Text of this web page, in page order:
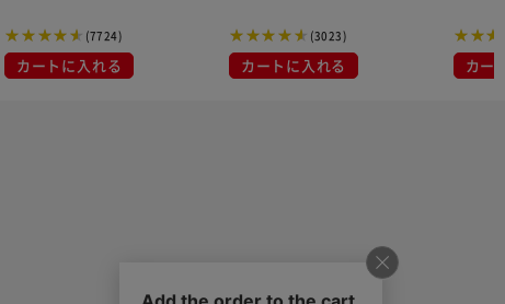
布
(7724)
カートに入れる
(3023)
カートに入れる カー